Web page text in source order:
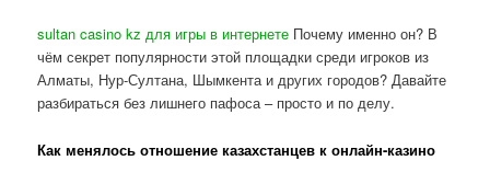
sultan casino kz для игры в интернете Почему именно он? В
чём секрет популярности этой площадки среди игроков из
Алматы, Нур-Султана, Шымкента и других городов? Давайте
разбираться без лишнего пафоса – просто и по делу.
Как менялось отношение казахстанцев к онлайн-казино